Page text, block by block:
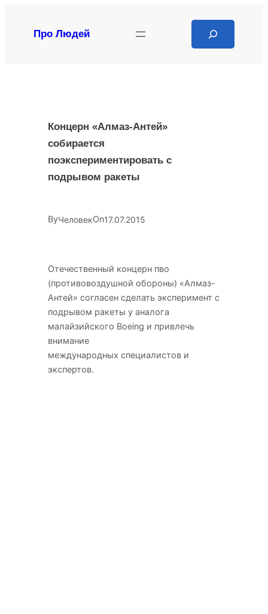
содержимому
Про Людей
Концерн «Алмаз-Антей»
собирается
поэкспериментировать с
подрывом ракеты
ByЧеловекOn17.07.2015
Отечественный концерн пво
(противовоздушной обороны) «Алмаз-
Антей» согласен сделать эксперимент с
подрывом ракеты у аналога
малайзийского Boeing и привлечь
внимание
международных специалистов и
экспертов.